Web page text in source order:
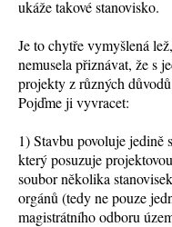
ukáže takové stanovisko.
Je to chytře vymyšlená
nemusela přiznávat, že s
projekty z různých
Pojďme ji vyvracet:
1) Stavbu povoluje jedině
který posuzuje
soubor několika
orgánů (tedy ne pouze
magistrátního odboru